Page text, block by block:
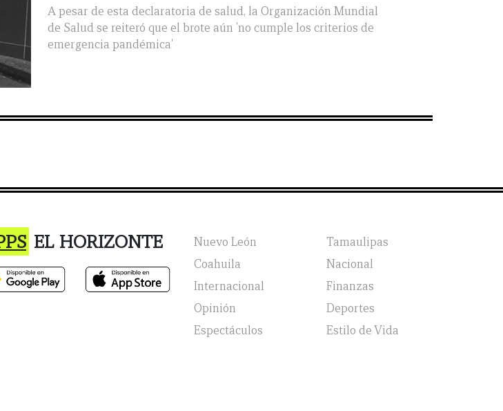
A pesar de esta declaratoria de salud, la Organización Mundial
de Salud se reiteró que el brote aún 'no cumple los criterios de
emergencia pandémica'
EL HORIZONTE Nuevo León
Tamaulipas
Coahuila
Nacional
Internacional
Finanzas
Opinión
Deportes
Espectáculos
Estilo de Vida